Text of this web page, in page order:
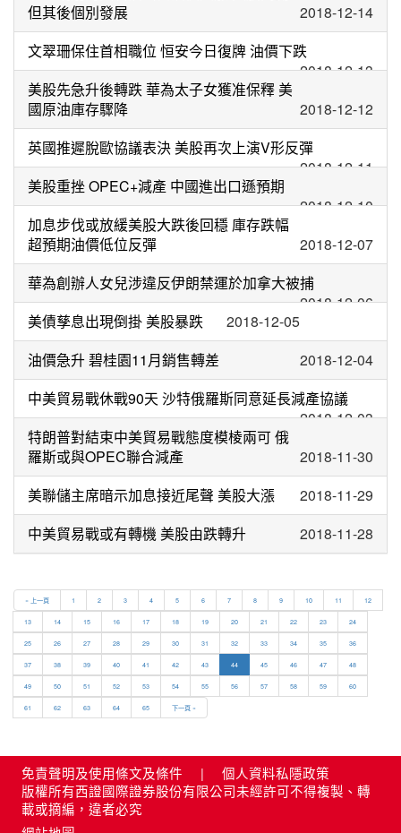
但其後個別發展
2018-12-14
文翠珊保住首相職位 恒安今日復牌 油價下跌
2018-12-13
美股先急升後轉跌 華為太子女獲准保釋 美
國原油庫存驟降
2018-12-12
英國推遲脫歐協議表決 美股再次上演V形反彈
2018-12-11
美股重挫 OPEC+減產 中國進出口遜預期
2018-12-10
加息步伐或放緩美股大跌後回穩 庫存跌幅
超預期油價低位反彈
2018-12-07
華為創辦人女兒涉違反伊朗禁運於加拿大被捕
2018-12-06
美債孳息出現倒掛 美股暴跌
2018-12-05
油價急升 碧桂園11月銷售轉差
2018-12-04
中美貿易戰休戰90天 沙特俄羅斯同意延長減產協議
2018-12-03
特朗普對結束中美貿易戰態度模棱兩可 俄
羅斯或與OPEC聯合減產
2018-11-30
美聯儲主席暗示加息接近尾聲 美股大漲
2018-11-29
中美貿易戰或有轉機 美股由跌轉升
2018-11-28
« 上一頁 1 2 3 4 5 6 7 8 9 10 11 12
13 14 15 16 17 18 19 20 21 22 23 24
25 26 27 28 29 30 31 32 33 34 35 36
37 38 39 40 41 42 43 44 45 46 47 48
49 50 51 52 53 54 55 56 57 58 59 60
61 62 63 64 65 下一頁 »
免責聲明及使用條文及條件 | 個人資料私隱政策
版權所有西證國際證券股份有限公司未經許可不得複製、轉
載或摘編，違者必究